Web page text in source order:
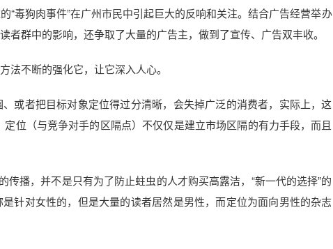
“毒狗肉事件”在广州市民中引起巨大的反响和关注。结合广告经营举办
群中的影响，还争取了大量的广告主，做到了宣传、广告双丰收。
不断的强化它，让它深入人心。
者把目标对象定位得过分清晰，会失掉广泛的消费者，实际上，这
位（与竞争对手的区隔点）不仅仅是建立市场区隔的有力手段，而且
播，并不是只有为了防止蛀虫的人才购买高露洁，“新一代的选择”的
针对女性的，但是大量的读者居然是男性，而定位为面向男性的杂志